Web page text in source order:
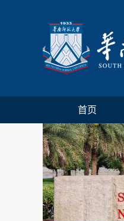
首页